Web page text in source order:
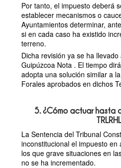
Por tanto, el impuesto deberá
establecer mecanismos o
Ayuntamientos determinar,
si en cada caso ha existido
terreno.
Dicha revisión ya se ha
Guipúzcoa Nota . El tiempo
adopta una solución similar a
Forales aprobados en dichos
5. ¿Cómo actuar hasta
La Sentencia del Tribunal
inconstitucional el impuesto en
los que grave situaciones en
no se ha incrementado.